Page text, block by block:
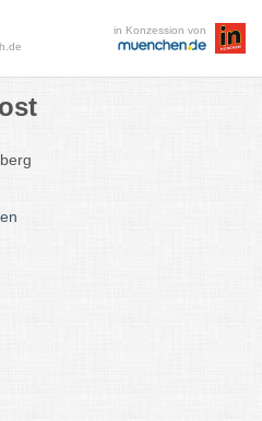
in Konzession von